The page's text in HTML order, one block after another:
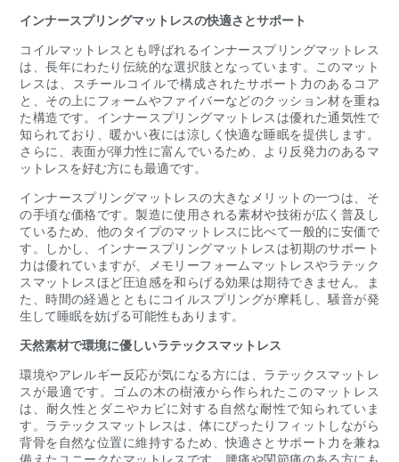
インナースプリングマットレスの快適さとサポート
コイルマットレスとも呼ばれるインナースプリングマットレス
は、長年にわたり伝統的な選択肢となっています。このマット
レスは、スチールコイルで構成されたサポート力のあるコア
と、その上にフォームやファイバーなどのクッション材を重ね
た構造です。インナースプリングマットレスは優れた通気性で
知られており、暖かい夜には涼しく快適な睡眠を提供します。
さらに、表面が弾力性に富んでいるため、より反発力のあるマ
ットレスを好む方にも最適です。
インナースプリングマットレスの大きなメリットの一つは、そ
の手頃な価格です。製造に使用される素材や技術が広く普及し
ているため、他のタイプのマットレスに比べて一般的に安価で
す。しかし、インナースプリングマットレスは初期のサポート
力は優れていますが、メモリーフォームマットレスやラテック
スマットレスほど圧迫感を和らげる効果は期待できません。ま
た、時間の経過とともにコイルスプリングが摩耗し、騒音が発
生して睡眠を妨げる可能性もあります。
天然素材で環境に優しいラテックスマットレス
環境やアレルギー反応が気になる方には、ラテックスマットレ
スが最適です。ゴムの木の樹液から作られたこのマットレス
は、耐久性とダニやカビに対する自然な耐性で知られていま
す。ラテックスマットレスは、体にぴったりフィットしながら
背骨を自然な位置に維持するため、快適さとサポート力を兼ね